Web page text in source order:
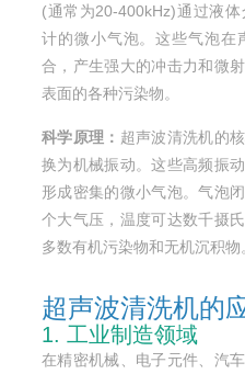
(通常为20-400kHz)通过液
计的微小气泡。这些气泡在
合，产生强大的冲击力和微
表面的各种污染物。
科学原理： 超声波清洗机的
换为机械振动。这些高频振
形成密集的微小气泡。气泡
个大气压，温度可达数千摄
多数有机污染物和无机沉积物
超声波清洗机的
1. 工业制造领域
在精密机械、电子元件、汽